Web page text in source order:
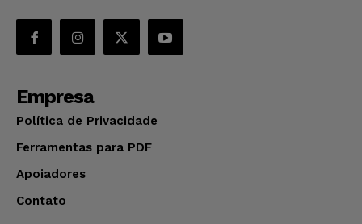
Empresa
Política de Privacidade
Ferramentas para PDF
Apoiadores
Contato